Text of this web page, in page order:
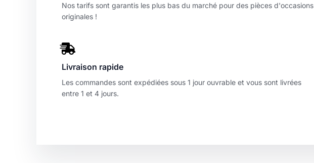
Nos tarifs sont garantis les plus bas du marché pour des pièces d'occasions
originales !
Livraison rapide
Les commandes sont expédiées sous 1 jour ouvrable et vous sont livrées
entre 1 et 4 jours.